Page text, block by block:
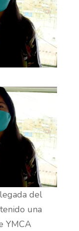
del
una
YMCA